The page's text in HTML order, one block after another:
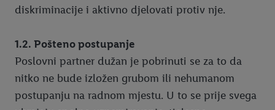
diskriminacije i aktivno djelovati protiv nje.
1.2. Pošteno postupanje
Poslovni partner dužan je pobrinuti se za to da
nitko ne bude izložen grubom ili nehumanom
postupanju na radnom mjestu. U to se prije svega